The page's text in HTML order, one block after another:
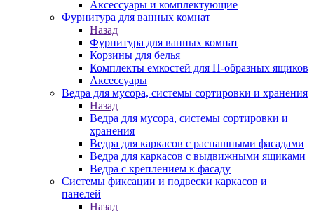
Аксессуары и комплектующие
Фурнитура для ванных комнат
Назад
Фурнитура для ванных комнат
Корзины для белья
Комплекты емкостей для П-образных ящиков
Аксессуары
Ведра для мусора, системы сортировки и хранения
Назад
Ведра для мусора, системы сортировки и
хранения
Ведра для каркасов с распашными фасадами
Ведра для каркасов с выдвижными ящиками
Ведра с креплением к фасаду
Системы фиксации и подвески каркасов и
панелей
Назад